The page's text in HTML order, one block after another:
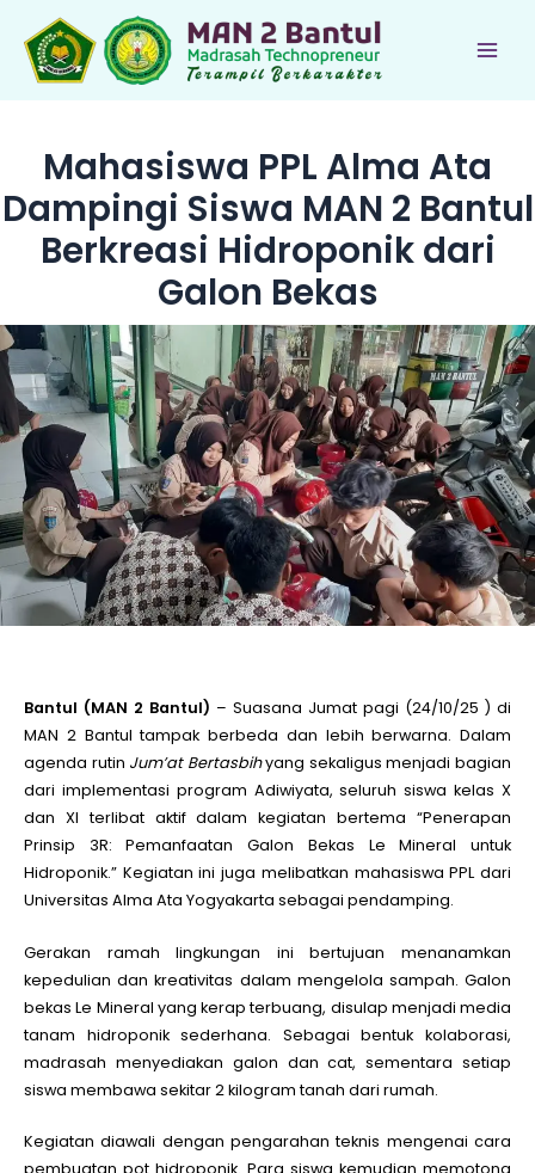
konten
Mahasiswa PPL Alma Ata
Dampingi Siswa MAN 2 Bantul
Berkreasi Hidroponik dari
Galon Bekas
Bantul (MAN 2 Bantul) – Suasana Jumat pagi (24/10/25 ) di
MAN 2 Bantul tampak berbeda dan lebih berwarna. Dalam
agenda rutin Jum’at Bertasbihyang sekaligus menjadi bagian
dari implementasi program Adiwiyata, seluruh siswa kelas X
dan XI terlibat aktif dalam kegiatan bertema “Penerapan
Prinsip 3R: Pemanfaatan Galon Bekas Le Mineral untuk
Hidroponik.” Kegiatan ini juga melibatkan mahasiswa PPL dari
Universitas Alma Ata Yogyakarta sebagai pendamping.
Gerakan ramah lingkungan ini bertujuan menanamkan
kepedulian dan kreativitas dalam mengelola sampah. Galon
bekas Le Mineral yang kerap terbuang, disulap menjadi media
tanam hidroponik sederhana. Sebagai bentuk kolaborasi,
madrasah menyediakan galon dan cat, sementara setiap
siswa membawa sekitar 2 kilogram tanah dari rumah.
Kegiatan diawali dengan pengarahan teknis mengenai cara
pembuatan pot hidroponik. Para siswa kemudian memotong